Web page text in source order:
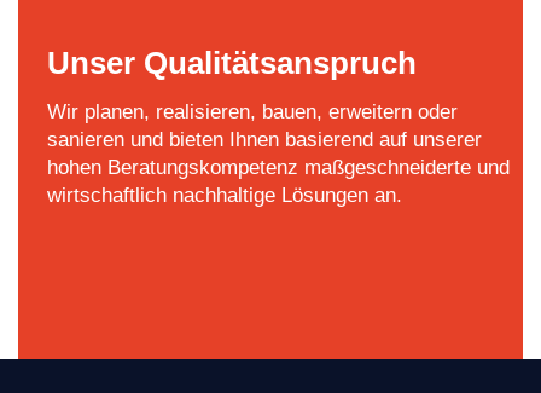
Unser Qualitätsanspruch
Wir planen, realisieren, bauen, erweitern oder
sanieren und bieten Ihnen basierend auf unserer
hohen Beratungskompetenz maßgeschneiderte und
wirtschaftlich nachhaltige Lösungen an.